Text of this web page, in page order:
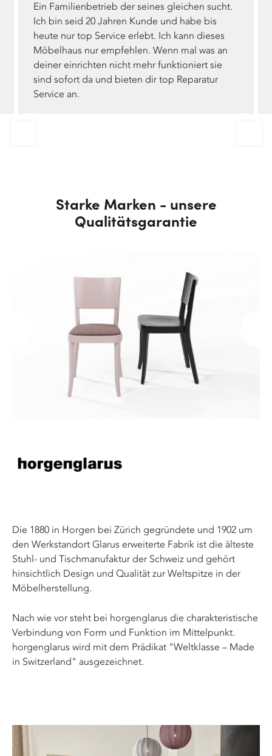
Ein Familienbetrieb der seines gleichen sucht.
Ich bin seid 20 Jahren Kunde und habe bis
heute nur top Service erlebt. Ich kann dieses
Möbelhaus nur empfehlen. Wenn mal was an
deiner einrichten nicht mehr funktioniert sie
sind sofort da und bieten dir top Reparatur
Service an.
Starke Marken - unsere
Qualitätsgarantie
Die 1880 in Horgen bei Zürich gegründete und 1902 um
den Werkstandort Glarus erweiterte Fabrik ist die älteste
Stuhl- und Tischmanufaktur der Schweiz und gehört
hinsichtlich Design und Qualität zur Weltspitze in der
Möbelherstellung.
Nach wie vor steht bei horgenglarus die charakteristische
Verbindung von Form und Funktion im Mittelpunkt.
horgenglarus wird mit dem Prädikat "Weltklasse – Made
in Switzerland" ausgezeichnet.